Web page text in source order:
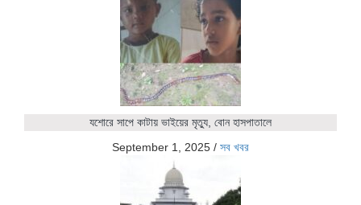
যশোরে সাপে কাটায় ভাইয়ের মৃত্যু, বোন হাসপাতালে
September 1, 2025 / সব খবর